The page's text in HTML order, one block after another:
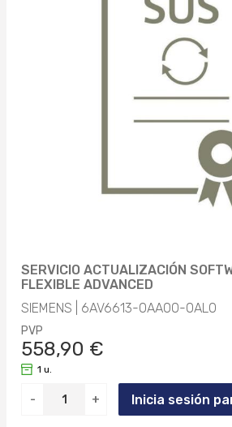
SERVICIO ACTUALIZACIÓN
FLEXIBLE ADVANCED
SIEMENS | 6AV6613-0AA00-0AL0
PVP
558,90 €
- +
1 u.
Inicia sesión